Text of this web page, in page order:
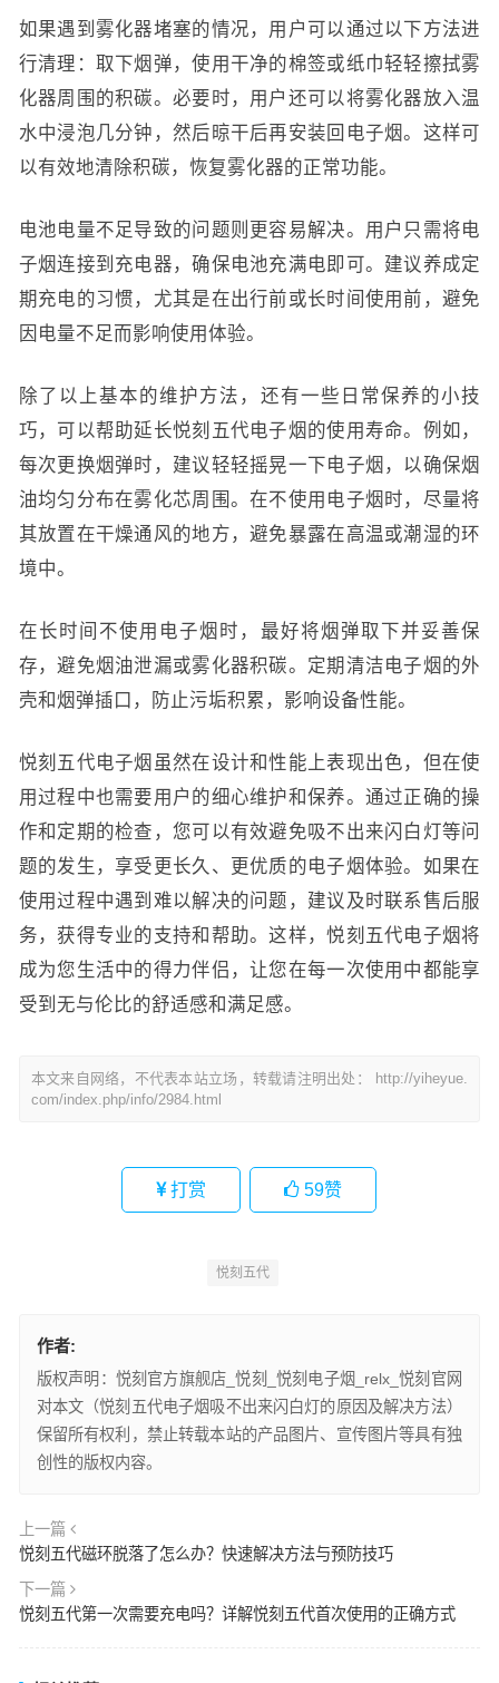
如果遇到雾化器堵塞的情况，用户可以通过以下方法进
行清理：取下烟弹，使用干净的棉签或纸巾轻轻擦拭雾
化器周围的积碳。必要时，用户还可以将雾化器放入温
水中浸泡几分钟，然后晾干后再安装回电子烟。这样可
以有效地清除积碳，恢复雾化器的正常功能。
电池电量不足导致的问题则更容易解决。用户只需将电
子烟连接到充电器，确保电池充满电即可。建议养成定
期充电的习惯，尤其是在出行前或长时间使用前，避免
因电量不足而影响使用体验。
除了以上基本的维护方法，还有一些日常保养的小技
巧，可以帮助延长悦刻五代电子烟的使用寿命。例如，
每次更换烟弹时，建议轻轻摇晃一下电子烟，以确保烟
油均匀分布在雾化芯周围。在不使用电子烟时，尽量将
其放置在干燥通风的地方，避免暴露在高温或潮湿的环
境中。
在长时间不使用电子烟时，最好将烟弹取下并妥善保
存，避免烟油泄漏或雾化器积碳。定期清洁电子烟的外
壳和烟弹插口，防止污垢积累，影响设备性能。
悦刻五代电子烟虽然在设计和性能上表现出色，但在使
用过程中也需要用户的细心维护和保养。通过正确的操
作和定期的检查，您可以有效避免吸不出来闪白灯等问
题的发生，享受更长久、更优质的电子烟体验。如果在
使用过程中遇到难以解决的问题，建议及时联系售后服
务，获得专业的支持和帮助。这样，悦刻五代电子烟将
成为您生活中的得力伴侣，让您在每一次使用中都能享
受到无与伦比的舒适感和满足感。
本文来自网络，不代表本站立场，转载请注明出处：
http://yiheyue.
com/index.php/info/2984.html
打赏 59赞
悦刻五代
作者:
版权声明：悦刻官方旗舰店_悦刻_悦刻电子烟_relx_悦刻官网
对本文（悦刻五代电子烟吸不出来闪白灯的原因及解决方法）
保留所有权利，禁止转载本站的产品图片、宣传图片等具有独
创性的版权内容。
上一篇
悦刻五代磁环脱落了怎么办？快速解决方法与预防技巧
下一篇
悦刻五代第一次需要充电吗？详解悦刻五代首次使用的正确方式